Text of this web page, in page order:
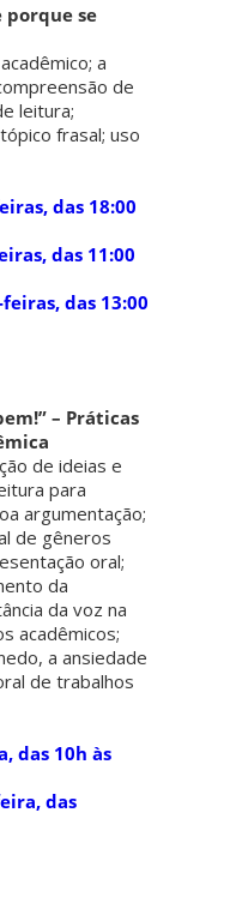
porque se
a
de
leitura;
frasal; uso
das 18:00
das 11:00
das 13:00
– Práticas
de ideias e
para
argumentação;
de gêneros
oral;
da
da voz na
acadêmicos;
a ansiedade
de trabalhos
das 10h às
das